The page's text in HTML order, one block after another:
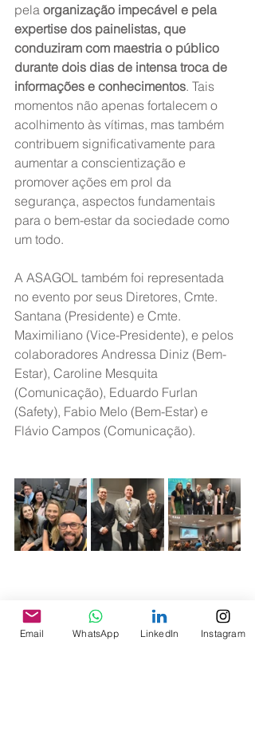
pela organização impecável e pela
expertise dos painelistas, que
conduziram com maestria o público
durante dois dias de intensa troca de
informações e conhecimentos. Tais
momentos não apenas fortalecem o
acolhimento às vítimas, mas também
contribuem significativamente para
aumentar a conscientização e
promover ações em prol da
segurança, aspectos fundamentais
para o bem-estar da sociedade como
um todo.
A ASAGOL também foi representada
no evento por seus Diretores, Cmte.
Santana (Presidente) e Cmte.
Maximiliano (Vice-Presidente), e pelos
colaboradores Andressa Diniz (Bem-
Estar), Caroline Mesquita
(Comunicação), Eduardo Furlan
(Safety), Fabio Melo (Bem-Estar) e
Flávio Campos (Comunicação).
Email WhatsApp LinkedIn Instagram